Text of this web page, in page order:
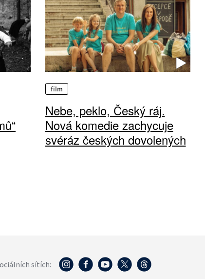
film
Nebe, peklo, Český ráj.
Nová komedie zachycuje
svéráz českých dovolených
sítích: